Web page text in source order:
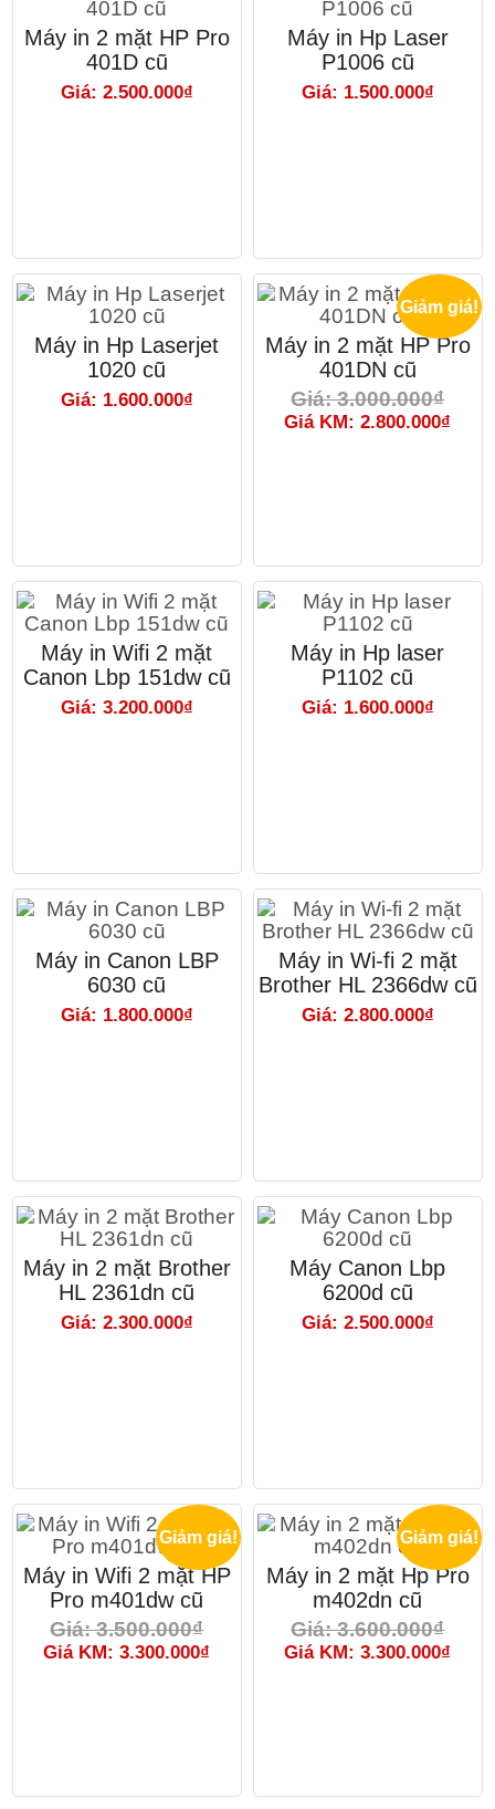
Máy in 2 mặt HP Pro
401D cũ
Giá: 2.500.000₫
Máy in Hp Laser
P1006 cũ
Giá: 1.500.000₫
Máy in Hp Laserjet
1020 cũ
Giá: 1.600.000₫
Giảm giá!
Máy in 2 mặt HP Pro
401DN cũ
Giá: 3.000.000₫
Giá KM: 2.800.000₫
Máy in Wifi 2 mặt
Canon Lbp 151dw cũ
Giá: 3.200.000₫
Máy in Hp laser
P1102 cũ
Giá: 1.600.000₫
Máy in Canon LBP
6030 cũ
Giá: 1.800.000₫
Máy in Wi-fi 2 mặt
Brother HL 2366dw cũ
Giá: 2.800.000₫
Máy in 2 mặt Brother
HL 2361dn cũ
Giá: 2.300.000₫
Máy Canon Lbp
6200d cũ
Giá: 2.500.000₫
Giảm giá!
Máy in Wifi 2 mặt HP
Pro m401dw cũ
Giá: 3.500.000₫
Giá KM: 3.300.000₫
Giảm giá!
Máy in 2 mặt Hp Pro
m402dn cũ
Giá: 3.600.000₫
Giá KM: 3.300.000₫